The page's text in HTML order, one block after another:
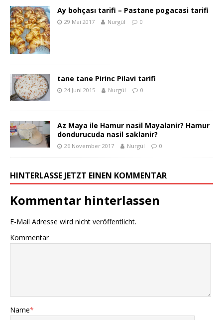
Ay bohçası tarifi – Pastane pogacasi tarifi
29 Mai 2017 Nurgül 0
tane tane Pirinc Pilavi tarifi
24 Juni 2015 Nurgül 0
Az Maya ile Hamur nasil Mayalanir? Hamur
dondurucuda nasil saklanir?
26 November 2017 Nurgül 0
HINTERLASSE JETZT EINEN KOMMENTAR
Kommentar hinterlassen
E-Mail Adresse wird nicht veröffentlicht.
Kommentar
Name*